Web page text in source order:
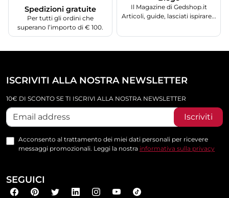
Spedizioni gratuite
Per tutti gli ordini che
superano l’importo di € 100.
Il Magazine di Gedshop.it
Articoli, guide, lasciati ispirare...
ISCRIVITI ALLA NOSTRA NEWSLETTER
10€ DI SCONTO SE TI ISCRIVI ALLA NOSTRA NEWSLETTER
Iscriviti
Acconsento al trattamento dei miei dati personali per ricevere
messaggi promozionali. Leggi la nostra informativa sulla privacy
SEGUICI